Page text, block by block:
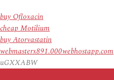
buy Ofloxacin
cheap Motilium
buy Atorvastatin
webmasterx891.000webhostapp.com
uGXXABW